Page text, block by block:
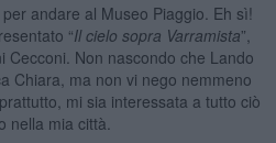
andare al Museo Piaggio. Eh sì!
“Il cielo sopra Varramista”,
Cecconi. Non nascondo che Lando
Chiara, ma non vi nego nemmeno
mi sia interessata a tutto ciò
nella mia città.